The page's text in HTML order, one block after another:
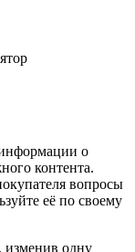
о
контента.
вопросы
её по своему
изменив одну